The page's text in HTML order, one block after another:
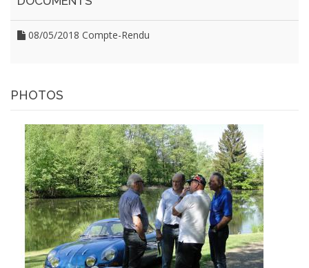
08/05/2018 Compte-Rendu
PHOTOS